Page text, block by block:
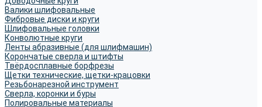
Валики шлифовальные
Фибровые диски и круги
Шлифовальные головки
Конволютные круги
Ленты абразивные (для шлифмашин)
Корончатые сверла и штифты
Твёрдосплавные борфрезы
Щетки технические, щетки-крацовки
Резьбонарезной инструмент
Сверла, коронки и буры
Полировальные материалы